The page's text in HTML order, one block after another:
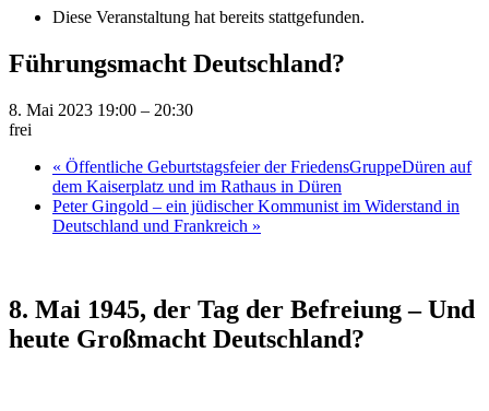
Diese Veranstaltung hat bereits stattgefunden.
Führungsmacht Deutschland?
8. Mai 2023 19:00 – 20:30
frei
« Öffentliche Geburtstagsfeier der FriedensGruppeDüren auf
dem Kaiserplatz und im Rathaus in Düren
Peter Gingold – ein jüdischer Kommunist im Widerstand in
Deutschland und Frankreich »
8. Mai 1945, der Tag der Befreiung – Und
heute Großmacht Deutschland?